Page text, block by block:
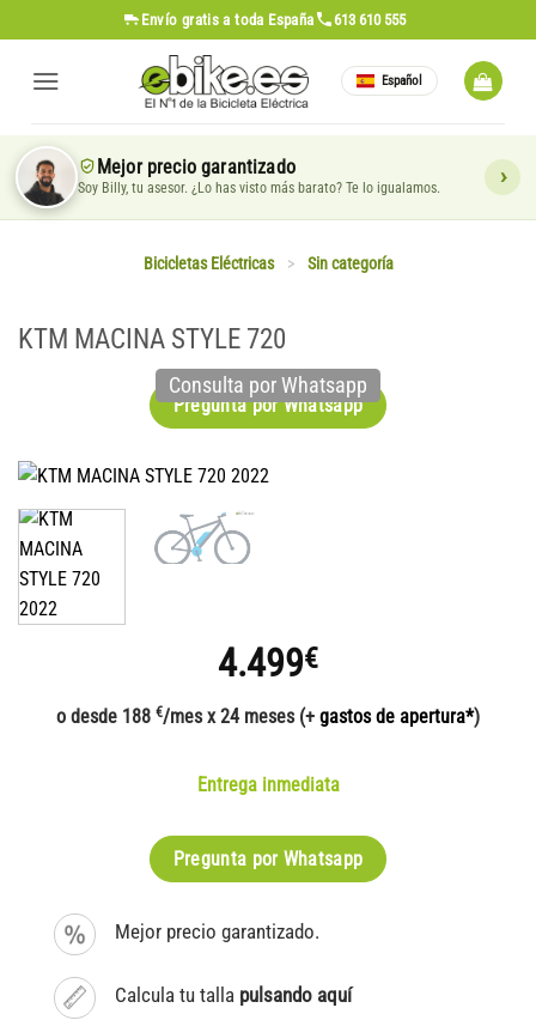
al
contenido
Envío gratis a toda España 613 610 555
Español
Mejor precio garantizado
Soy Billy, tu asesor. ¿Lo has visto más barato? Te lo igualamos.
Bicicletas Eléctricas > Sin categoría
KTM MACINA STYLE 720
Pregunta por Whatsapp
Consulta por Whatsapp
4.499€
o desde 188 €/mes x 24 meses (+ gastos de apertura*)
Entrega inmediata
Pregunta por Whatsapp
Mejor precio garantizado.
Calcula tu talla pulsando aquí